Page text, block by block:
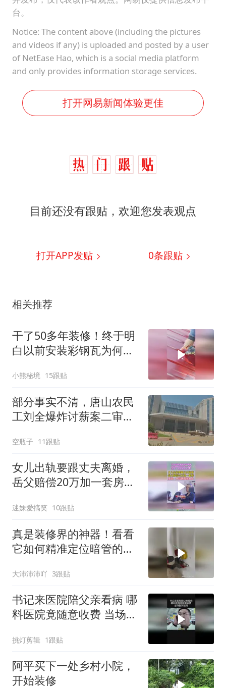
台。
Notice: The content above (including the pictures
and videos if any) is uploaded and posted by a user
of NetEase Hao, which is a social media platform
and only provides information storage services.
打开网易新闻体验更佳
目前还没有跟贴，欢迎您发表观点
打开APP发贴 0条跟贴
相关推荐
干了50多年装修！终于明
白以前安装彩钢瓦为何老
小熊秘境 15跟贴
部分事实不清，唐山农民
工刘全爆炸讨薪案二审裁
空瓶子 11跟贴
女儿出轨要跟丈夫离婚，
岳父赔偿20万加一套房，
迷妹爱搞笑 10跟贴
真是装修界的神器！看看
它如何精准定位暗管的准
大沛沛沛吖 3跟贴
书记来医院陪父亲看病 哪
料医院竟随意收费 当场告
挑灯剪辑 1跟贴
阿平买下一处乡村小院，
开始装修